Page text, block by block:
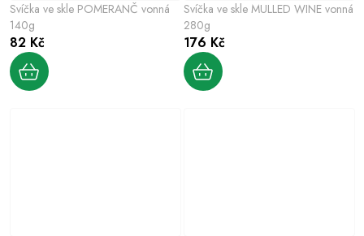
Svíčka ve skle POMERANČ vonná
140g
82 Kč
Svíčka ve skle MULLED WINE vonná
280g
176 Kč